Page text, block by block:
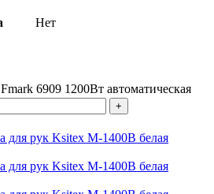
Нет
6909 1200Вт автоматическая